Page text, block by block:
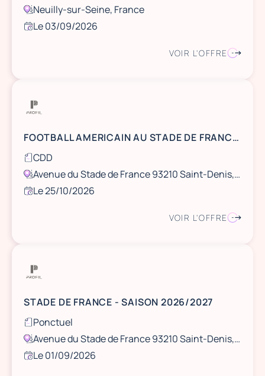
Neuilly-sur-Seine, France
Le 03/09/2026
VOIR L'OFFRE
FOOTBALL AMERICAIN AU STADE DE FRANCE - DIMANCHE 25 OCTOBRE
CDD
Avenue du Stade de France 93210 Saint-Denis, France
Le 25/10/2026
VOIR L'OFFRE
STADE DE FRANCE - SAISON 2026/2027
Ponctuel
Avenue du Stade de France 93210 Saint-Denis, France
Le 01/09/2026